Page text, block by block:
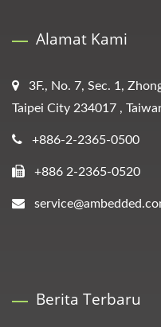
Alamat Kami
3F., No. 7, Sec. 1,
Taipei City 234017 ,
+886-2-2365-0500
+886 2-2365-0520
Berita Terbaru